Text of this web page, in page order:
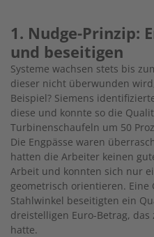
1. Nudge-Prinzip:
und beseitigen
Systeme wachsen stets bis
dieser nicht überwunden
Beispiel? Siemens
diese und konnte so die
Turbinenschaufeln um 50
Die Engpässe waren
hatten die Arbeiter keinen
Arbeit und konnten sich nur
geometrisch orientieren.
Stahlwinkel beseitigten ein
dreistelligen Euro-Betrag,
hatte.